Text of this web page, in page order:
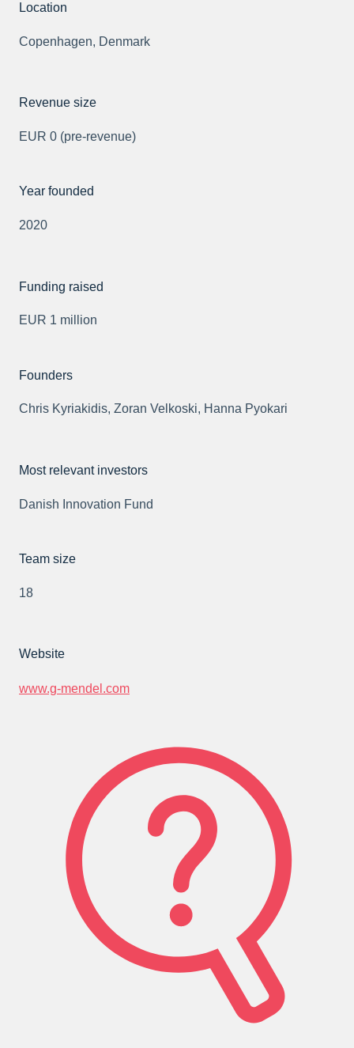
Location
Copenhagen, Denmark
Revenue size
EUR 0 (pre-revenue)
Year founded
2020
Funding raised
EUR 1 million
Founders
Chris Kyriakidis, Zoran Velkoski, Hanna Pyokari
Most relevant investors
Danish Innovation Fund
Team size
18
Website
www.g-mendel.com